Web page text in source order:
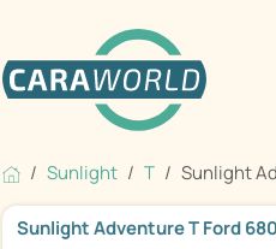
Sunlight T Sunlight
Sunlight Adventure T Ford